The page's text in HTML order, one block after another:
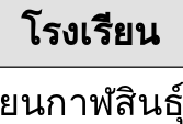
โรงเรียน
ยนกาฬสินธุ์